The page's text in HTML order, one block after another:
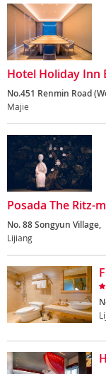
Hotel Holiday Inn
No.451 Renmin Road
Majie
Posada The Ritz-
No. 88 Songyun Village,
Lijiang